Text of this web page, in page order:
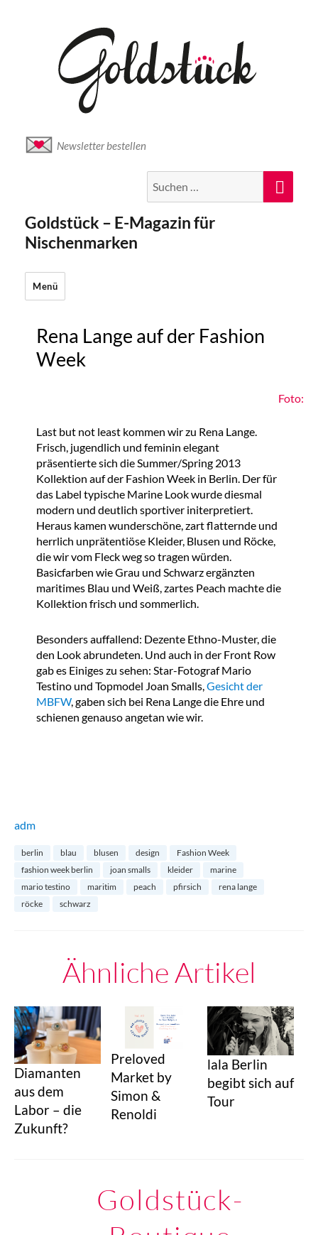
Newsletter bestellen
nach:
Goldstück – E-Magazin für
Nischenmarken
Menü
Rena Lange auf der Fashion
Week
Foto:
Last but not least kommen wir zu Rena Lange.
Frisch, jugendlich und feminin elegant
präsentierte sich die Summer/Spring 2013
Kollektion auf der Fashion Week in Berlin. Der für
das Label typische Marine Look wurde diesmal
modern und deutlich sportiver initerpretiert.
Heraus kamen wunderschöne, zart flatternde und
herrlich unprätentiöse Kleider, Blusen und Röcke,
die wir vom Fleck weg so tragen würden.
Basicfarben wie Grau und Schwarz ergänzten
maritimes Blau und Weiß, zartes Peach machte die
Kollektion frisch und sommerlich.
Besonders auffallend: Dezente Ethno-Muster, die
den Look abrundeten. Und auch in der Front Row
gab es Einiges zu sehen: Star-Fotograf Mario
Testino und Topmodel Joan Smalls,Gesicht der
MBFW, gaben sich bei Rena Lange die Ehre und
schienen genauso angetan wie wir.
adm
berlin blau blusen design
Fashion Week
fashion week berlin
joan smalls kleider
marine
mario testino
maritim peach pfirsich
rena lange
röcke
schwarz
Ähnliche Artikel
Diamanten
aus dem
Labor – die
Zukunft?
Preloved
Market by
Simon &
Renoldi
lala Berlin
begibt sich auf
Tour
Goldstück-